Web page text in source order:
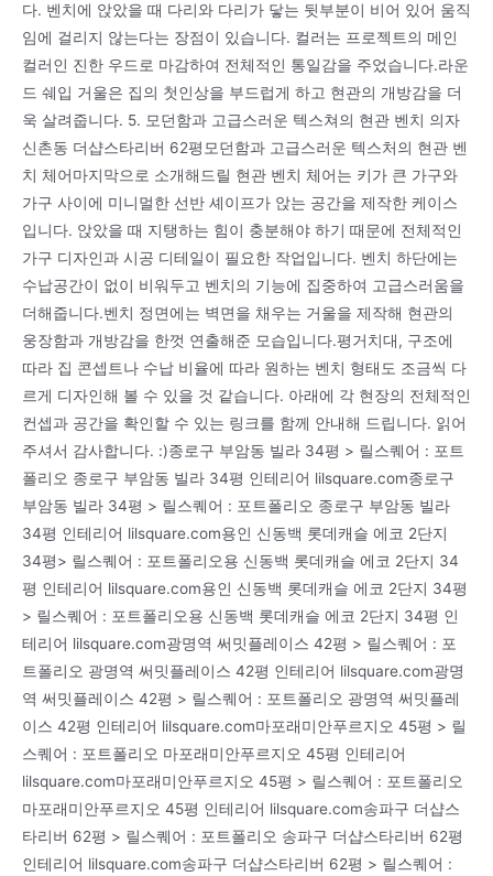
다. 벤치에 앉았을 때 다리와 다리가 닿는 뒷부분이 비어 있어 움직
임에 걸리지 않는다는 장점이 있습니다. 컬러는 프로젝트의 메인
컬러인 진한 우드로 마감하여 전체적인 통일감을 주었습니다.라운
드 쉐입 거울은 집의 첫인상을 부드럽게 하고 현관의 개방감을 더
욱 살려줍니다. 5. 모던함과 고급스러운 텍스쳐의 현관 벤치 의자
신촌동 더샵스타리버 62평모던함과 고급스러운 텍스처의 현관 벤
치 체어마지막으로 소개해드릴 현관 벤치 체어는 키가 큰 가구와
가구 사이에 미니멀한 선반 셰이프가 앉는 공간을 제작한 케이스
입니다. 앉았을 때 지탱하는 힘이 충분해야 하기 때문에 전체적인
가구 디자인과 시공 디테일이 필요한 작업입니다. 벤치 하단에는
수납공간이 없이 비워두고 벤치의 기능에 집중하여 고급스러움을
더해줍니다.벤치 정면에는 벽면을 채우는 거울을 제작해 현관의
웅장함과 개방감을 한껏 연출해준 모습입니다.평거치대, 구조에
따라 집 콘셉트나 수납 비율에 따라 원하는 벤치 형태도 조금씩 다
르게 디자인해 볼 수 있을 것 같습니다. 아래에 각 현장의 전체적인
컨셉과 공간을 확인할 수 있는 링크를 함께 안내해 드립니다. 읽어
주셔서 감사합니다. :)종로구 부암동 빌라 34평 > 릴스퀘어 : 포트
폴리오 종로구 부암동 빌라 34평 인테리어 lilsquare.com종로구
부암동 빌라 34평 > 릴스퀘어 : 포트폴리오 종로구 부암동 빌라
34평 인테리어 lilsquare.com용인 신동백 롯데캐슬 에코 2단지
34평> 릴스퀘어 : 포트폴리오용 신동백 롯데캐슬 에코 2단지 34
평 인테리어 lilsquare.com용인 신동백 롯데캐슬 에코 2단지 34평
> 릴스퀘어 : 포트폴리오용 신동백 롯데캐슬 에코 2단지 34평 인
테리어 lilsquare.com광명역 써밋플레이스 42평 > 릴스퀘어 : 포
트폴리오 광명역 써밋플레이스 42평 인테리어 lilsquare.com광명
역 써밋플레이스 42평 > 릴스퀘어 : 포트폴리오 광명역 써밋플레
이스 42평 인테리어 lilsquare.com마포래미안푸르지오 45평 > 릴
스퀘어 : 포트폴리오 마포래미안푸르지오 45평 인테리어
lilsquare.com마포래미안푸르지오 45평 > 릴스퀘어 : 포트폴리오
마포래미안푸르지오 45평 인테리어 lilsquare.com송파구 더샵스
타리버 62평 > 릴스퀘어 : 포트폴리오 송파구 더샵스타리버 62평
인테리어 lilsquare.com송파구 더샵스타리버 62평 > 릴스퀘어 :